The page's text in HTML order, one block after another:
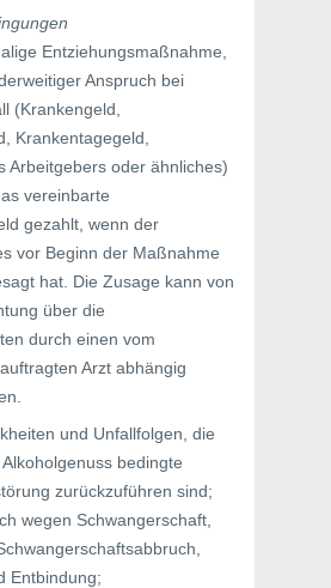
Entziehungsmaßnahme,
Anspruch bei
(Krankengeld,
Krankentagegeld,
Arbeitgebers oder ähnliches)
vereinbarte
gezahlt, wenn der
vor Beginn der Maßnahme
hat. Die Zusage kann von
über die
durch einen vom
Arzt abhängig
und Unfallfolgen, die
bedingte
zurückzuführen sind;
wegen Schwangerschaft,
Entbindung;